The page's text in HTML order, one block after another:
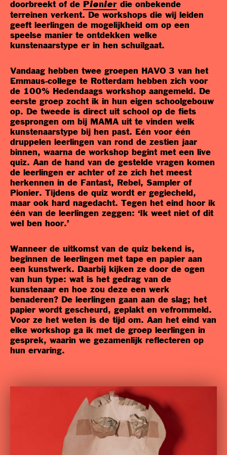
doorbreekt of de
Pionier die onbekende
terreinen verkent. De workshops die wij leiden
geeft leerlingen de mogelijkheid om op een
speelse manier te ontdekken welke
kunstenaarstype er in hen schuilgaat.
Vandaag hebben twee groepen HAVO 3 van het
Emmaus-college te Rotterdam hebben zich voor
de 100% Hedendaags workshop aangemeld. De
eerste groep zocht ik in hun eigen schoolgebouw
op. De tweede is direct uit school op de fiets
gesprongen om bij MAMA uit te vinden welk
kunstenaarstype bij hen past. Eén voor één
druppelen leerlingen van rond de zestien jaar
binnen, waarna de workshop begint met een live
quiz. Aan de hand van de gestelde vragen komen
de leerlingen er achter of ze zich het meest
herkennen in de Fantast, Rebel, Sampler of
Pionier. Tijdens de quiz wordt er gegiecheld,
maar ook hard nagedacht. Tegen het eind hoor ik
één van de leerlingen zeggen: ‘Ik weet niet of dit
wel ben hoor.’
Wanneer de uitkomst van de quiz bekend is,
beginnen de leerlingen met tape en papier aan
een kunstwerk. Daarbij kijken ze door de ogen
van hun type: wat is het gedrag van de
kunstenaar en hoe zou deze een werk
benaderen? De leerlingen gaan aan de slag; het
papier wordt gescheurd, geplakt en vefrommeld.
Voor ze het weten is de tijd om. Aan het eind van
elke workshop ga ik met de groep leerlingen in
gesprek, waarin we gezamenlijk reflecteren op
hun ervaring.